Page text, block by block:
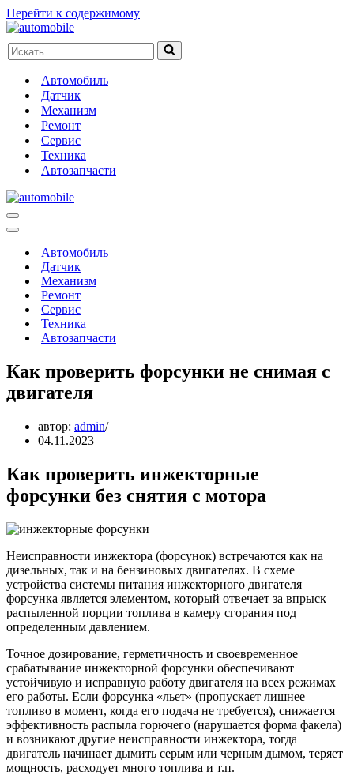
Перейти к содержимому
Искать...
Автомобиль
Датчик
Механизм
Ремонт
Сервис
Техника
Автозапчасти
Меню
навигации
Меню
навигацииАвтомобиль
Датчик
Механизм
Ремонт
Сервис
Техника
Автозапчасти
Как проверить форсунки не снимая с
двигателя
автор: admin
04.11.2023
Как проверить инжекторные
форсунки без снятия с мотора
Неисправности инжектора (форсунок) встречаются как на
дизельных, так и на бензиновых двигателях. В схеме
устройства системы питания инжекторного двигателя
форсунка является элементом, который отвечает за впрыск
распыленной порции топлива в камеру сгорания под
определенным давлением.
Точное дозирование, герметичность и своевременное
срабатывание инжекторной форсунки обеспечивают
устойчивую и исправную работу двигателя на всех режимах
его работы. Если форсунка «льет» (пропускает лишнее
топливо в момент, когда его подача не требуется), снижается
эффективность распыла горючего (нарушается форма факела)
и возникают другие неисправности инжектора, тогда
двигатель начинает дымить серым или черным дымом, теряет
мощность, расходует много топлива и т.п.